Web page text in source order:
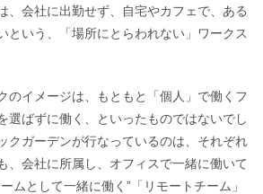
、会社に出勤せず、自宅やカフェで、ある
という、「場所にとらわれない」ワークス
のイメージは、もともと「個人」で働くフ
選ばずに働く、といったものではないでし
クガーデンが行なっているのは、それぞれ
、会社に所属し、オフィスで一緒に働いて
ムとして一緒に働く”「リモートチーム」